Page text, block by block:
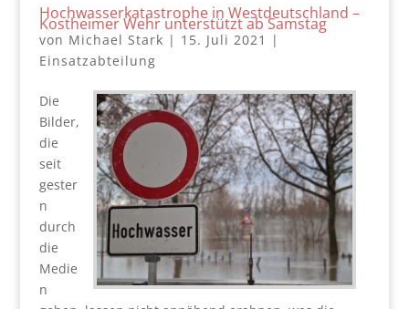
Hochwasserkatastrophe in Westdeutschland –
Kostheimer Wehr unterstützt ab Samstag
von Michael Stark | 15. Juli 2021
|
Einsatzabteilung
Die
Bilder,
die
seit
gester
n
durch
die
Medie
n